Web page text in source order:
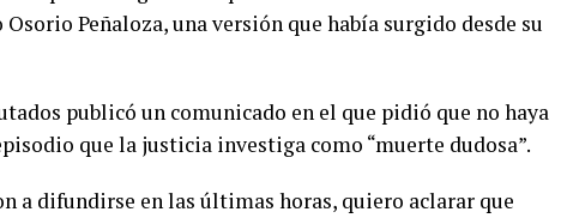
Peñaloza, una versión que había surgido desde su
publicó un comunicado en el que pidió que no haya
que la justicia investiga como “muerte dudosa”.
a difundirse en las últimas horas, quiero aclarar que